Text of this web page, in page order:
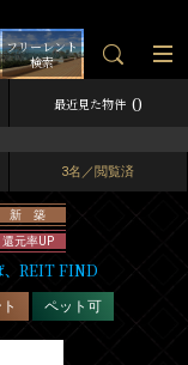
フリーレント
検索
最近見た物件 0
3名／閲覧済
新 築
還元率UP
、REIT FIND
ペット可